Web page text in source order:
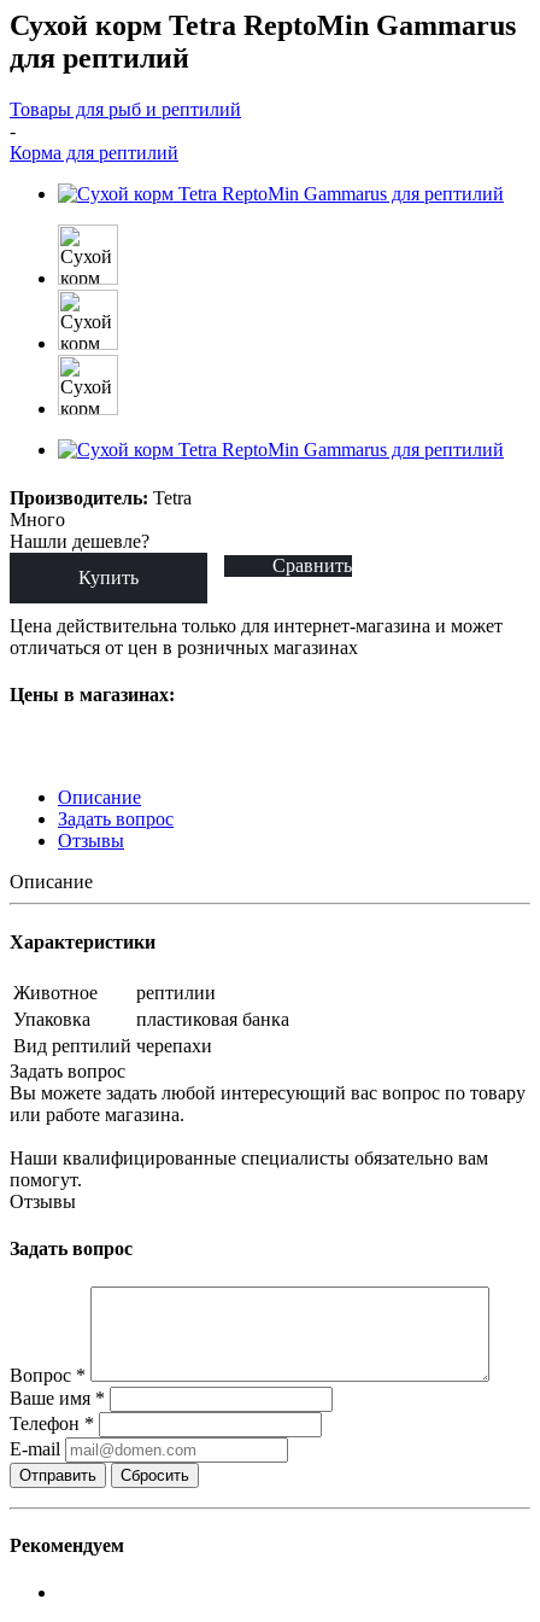
Сухой корм Tetra ReptoMin Gammarus
для рептилий
Товары для рыб и рептилий
-
Корма для рептилий
Производитель: Tetra
Много
Нашли дешевле?
Купить
Сравнить
Цена действительна только для интернет-магазина и может
отличаться от цен в розничных магазинах
Цены в магазинах:
Описание
Задать вопрос
Отзывы
Описание
Характеристики
Животное
рептилии
Упаковка
пластиковая банка
Вид рептилий черепахи
Задать вопрос
Вы можете задать любой интересующий вас вопрос по товару
или работе магазина.
Наши квалифицированные специалисты обязательно вам
помогут.
Отзывы
Задать вопрос
Вопрос *
Ваше имя *
Телефон *
E-mail
Сбросить
Рекомендуем